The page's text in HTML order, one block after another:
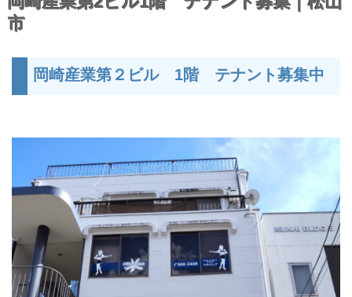
市
岡崎産業第２ビル 1階 テナント募集中